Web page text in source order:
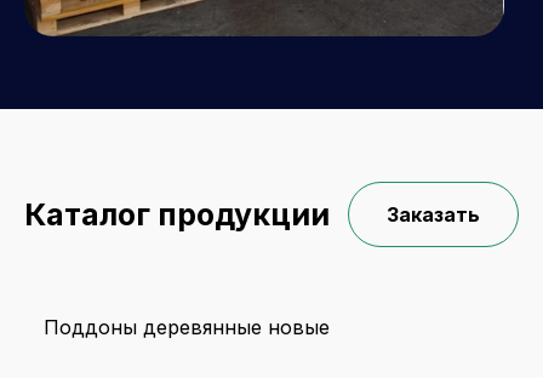
Каталог продукции Заказать
Поддоны деревянные новые